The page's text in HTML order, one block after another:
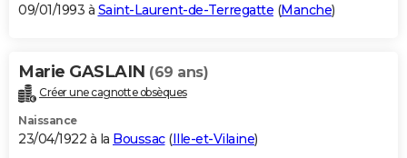
09/01/1993 à Saint-Laurent-de-Terregatte (Manche)
Marie GASLAIN (69 ans)
Créer une cagnotte obsèques
Naissance
23/04/1922 à la Boussac(Ille-et-Vilaine)